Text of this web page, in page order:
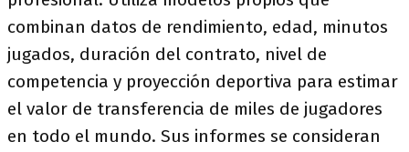
combinan datos de rendimiento, edad, minutos
jugados, duración del contrato, nivel de
competencia y proyección deportiva para estimar
el valor de transferencia de miles de jugadores
en todo el mundo. Sus informes se consideran